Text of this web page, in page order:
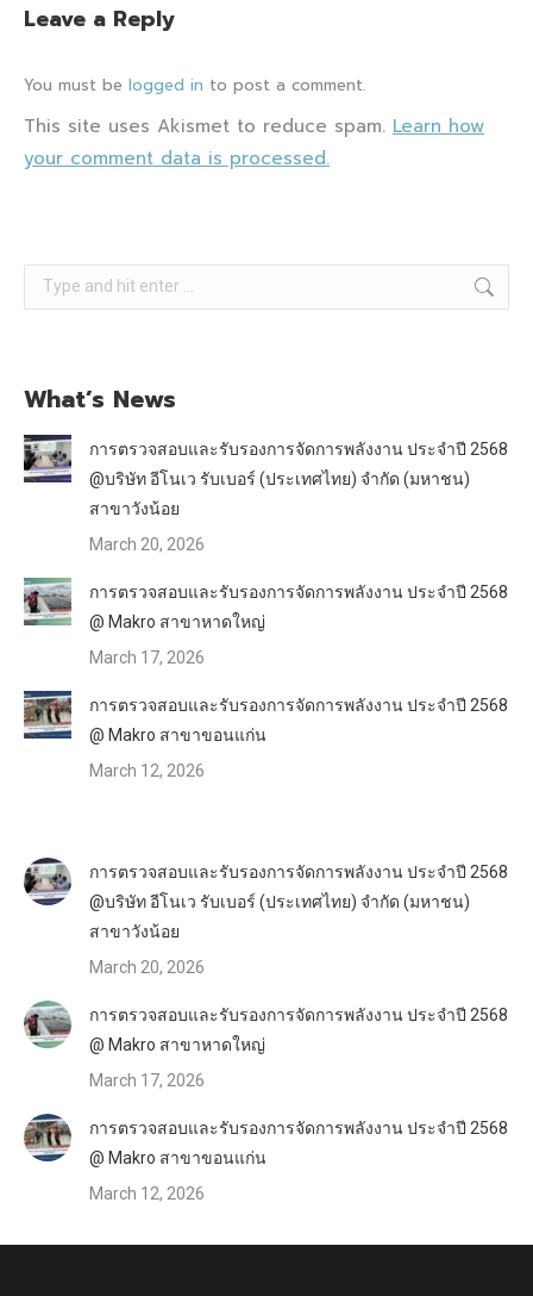
Leave a Reply
You must be logged in to post a comment.
This site uses Akismet to reduce spam. Learn how
your comment data is processed.
Search:
What’s News
การตรวจสอบและรับรองการจัดการพลังงาน ประจำปี 2568
@บริษัท อีโนเว รับเบอร์ (ประเทศไทย) จำกัด (มหาชน)
สาขาวังน้อย
March 20, 2026
การตรวจสอบและรับรองการจัดการพลังงาน ประจำปี 2568
@ Makro สาขาหาดใหญ่
March 17, 2026
การตรวจสอบและรับรองการจัดการพลังงาน ประจำปี 2568
@ Makro สาขาขอนแก่น
March 12, 2026
การตรวจสอบและรับรองการจัดการพลังงาน ประจำปี 2568
@บริษัท อีโนเว รับเบอร์ (ประเทศไทย) จำกัด (มหาชน)
สาขาวังน้อย
March 20, 2026
การตรวจสอบและรับรองการจัดการพลังงาน ประจำปี 2568
@ Makro สาขาหาดใหญ่
March 17, 2026
การตรวจสอบและรับรองการจัดการพลังงาน ประจำปี 2568
@ Makro สาขาขอนแก่น
March 12, 2026